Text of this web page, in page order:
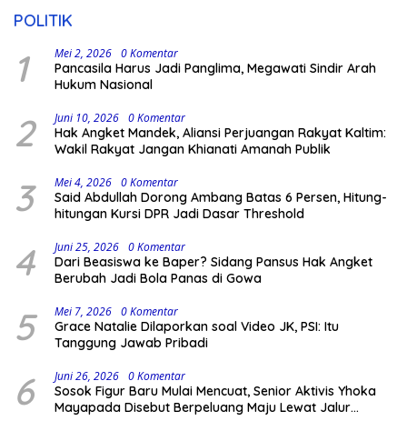
POLITIK
1 Mei 2, 2026 0 Komentar
Pancasila Harus Jadi Panglima, Megawati Sindir Arah
Hukum Nasional
2 Juni 10, 2026 0 Komentar
Hak Angket Mandek, Aliansi Perjuangan Rakyat Kaltim:
Wakil Rakyat Jangan Khianati Amanah Publik
3 Mei 4, 2026 0 Komentar
Said Abdullah Dorong Ambang Batas 6 Persen, Hitung-
hitungan Kursi DPR Jadi Dasar Threshold
4 Juni 25, 2026 0 Komentar
Dari Beasiswa ke Baper? Sidang Pansus Hak Angket
Berubah Jadi Bola Panas di Gowa
5 Mei 7, 2026 0 Komentar
Grace Natalie Dilaporkan soal Video JK, PSI: Itu
Tanggung Jawab Pribadi
6 Juni 26, 2026 0 Komentar
Sosok Figur Baru Mulai Mencuat, Senior Aktivis Yhoka
Mayapada Disebut Berpeluang Maju Lewat Jalur